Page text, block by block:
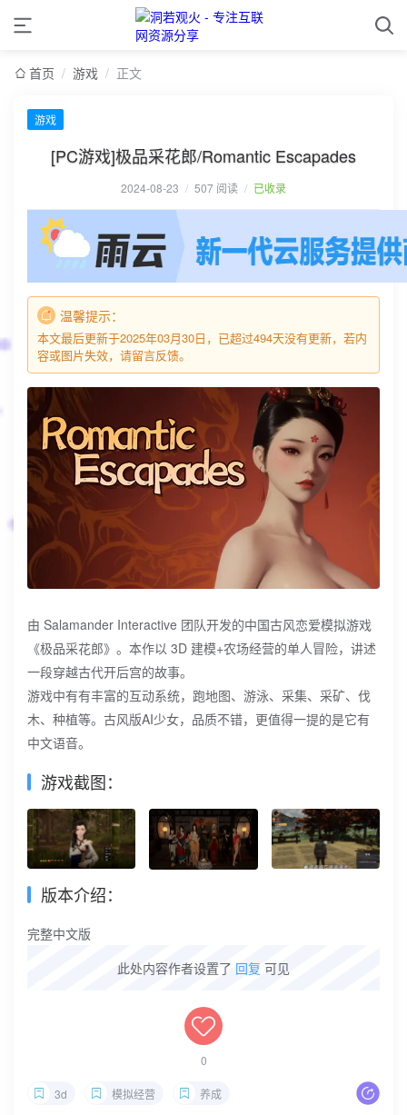
首页 / 游戏 / 正文
游戏
[PC游戏]极品采花郎/Romantic Escapades
2024-08-23 / 507 阅读 / 已收录
温馨提示：
本文最后更新于2025年03月30日，已超过494天没有更新，若内
容或图片失效，请留言反馈。
由 Salamander Interactive 团队开发的中国古风恋爱模拟游戏
《极品采花郎》。本作以 3D 建模+农场经营的单人冒险，讲述
一段穿越古代开后宫的故事。
游戏中有有丰富的互动系统，跑地图、游泳、采集、采矿、伐
木、种植等。古风版AI少女，品质不错，更值得一提的是它有
中文语音。
游戏截图：
版本介绍：
完整中文版
此处内容作者设置了 回复 可见
0
3d 模拟经营 养成